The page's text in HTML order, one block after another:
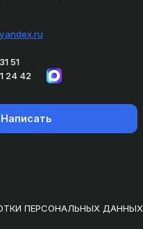
51
24 42
Написать
ПЕРСОНАЛЬНЫХ ДАННЫХ